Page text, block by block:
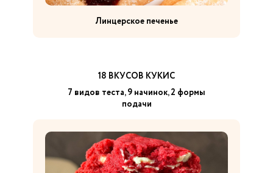
Линцерское печенье
18 ВКУСОВ КУКИС
7 видов теста, 9 начинок, 2 формы
подачи